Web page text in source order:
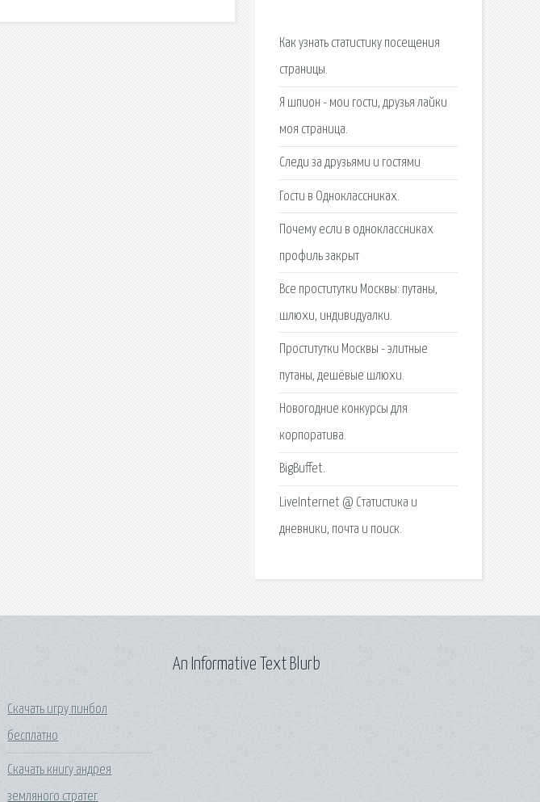
Как узнать статистику посещения
страницы.
Я шпион - мои гости, друзья лайки
моя страница.
Следи за друзьями и гостями
Гости в Одноклассниках.
Почему если в одноклассниках
профиль закрыт
Все проститутки Москвы: путаны,
шлюхи, индивидуалки.
Проститутки Москвы - элитные
путаны, дешёвые шлюхи.
Новогодние конкурсы для
корпоратива.
BigBuffet.
LiveInternet @ Статистика и
дневники, почта и поиск.
Скачать игру пинбол
бесплатно
Скачать книгу андрея
земляного стратег
An Informative Text Blurb